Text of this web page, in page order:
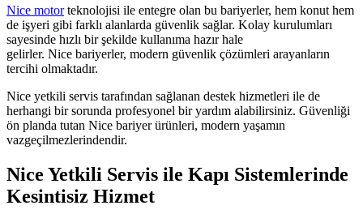
Nice motorteknolojisi ile entegre olan bu bariyerler, hem konut hem
de işyeri gibi farklı alanlarda güvenlik sağlar. Kolay kurulumları
sayesinde hızlı bir şekilde kullanıma hazır hale
gelirler. Nice bariyerler, modern güvenlik çözümleri arayanların
tercihi olmaktadır.
Nice yetkili servis tarafından sağlanan destek hizmetleri ile de
herhangi bir sorunda profesyonel bir yardım alabilirsiniz. Güvenliği
ön planda tutan Nice bariyer ürünleri, modern yaşamın
vazgeçilmezlerindendir.
Nice Yetkili Servis ile Kapı Sistemlerinde
Kesintisiz Hizmet